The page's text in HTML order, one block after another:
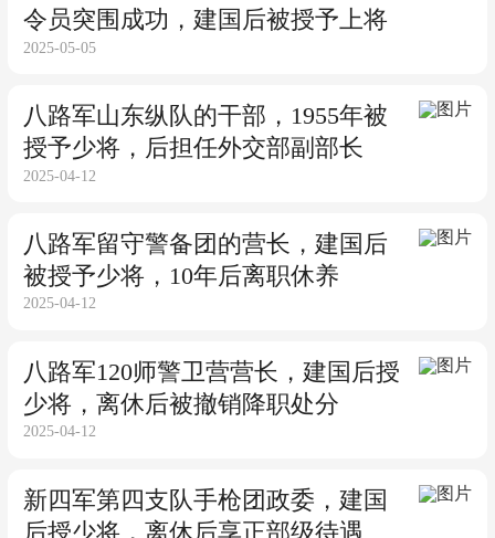
令员突围成功，建国后被授予上将
2025-05-05
八路军山东纵队的干部，1955年被
授予少将，后担任外交部副部长
2025-04-12
八路军留守警备团的营长，建国后
被授予少将，10年后离职休养
2025-04-12
八路军120师警卫营营长，建国后授
少将，离休后被撤销降职处分
2025-04-12
新四军第四支队手枪团政委，建国
后授少将，离休后享正部级待遇